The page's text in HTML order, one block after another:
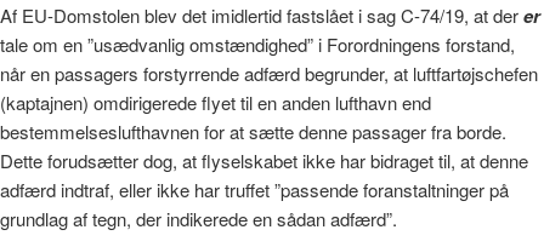
Af EU-Domstolen blev det imidlertid fastslået i sag C-74/19, at derer
tale om en ”usædvanlig omstændighed” i Forordningens forstand,
når en passagers forstyrrende adfærd begrunder, at luftfartøjschefen
(kaptajnen) omdirigerede flyet til en anden lufthavn end
bestemmelseslufthavnen for at sætte denne passager fra borde.
Dette forudsætter dog, at flyselskabet ikke har bidraget til, at denne
adfærd indtraf, eller ikke har truffet ”passende foranstaltninger på
grundlag af tegn, der indikerede en sådan adfærd”.